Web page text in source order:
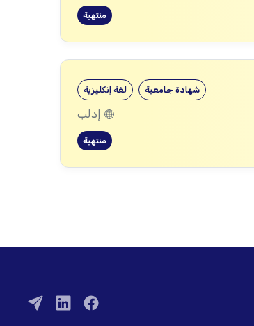
منتهية
لغة إنكليزية شهادة جامعية
إدلب
منتهية